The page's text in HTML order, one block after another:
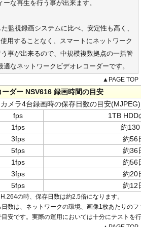
な再生を行う事が出来ます。
監視録画システムに比べ、安定性も高く、
用することなく、スマートにネットワーク
事が出来るので、中規模複数拠点の一括管
なネットワークビデオレコーダーです。
▲PAGE TOP
ダー NSV616 録画時間の目安
カメラ4台録画時の保存日数の目安(MJPEG)
fps 1TB HDD
1fps
約
3fps
約56
5fps
約36
1fps
約56
3fps
約20
5fps
約12
の時、保存日数は約2.5倍になります。
数は、ネットワークの環境、画像1枚あたりの
安です。実際の運用においては十分にテストを